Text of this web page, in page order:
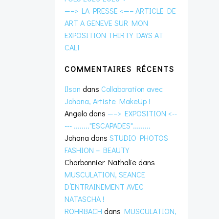
—–> LA PRESSE <—– ARTICLE DE
ART A GENEVE SUR MON
EXPOSITION THIRTY DAYS AT
CALI
COMMENTAIRES RÉCENTS
Ilsan dans Collaboration avec
Johana, Artiste MakeUp !
Angelo dans —–> EXPOSITION <--
--- ........"ESCAPADES".........
Johana dans STUDIO PHOTOS
FASHION – BEAUTY
Charbonnier Nathalie dans
MUSCULATION, SEANCE
D’ENTRAINEMENT AVEC
NATASCHA !
ROHRBACH dans MUSCULATION,